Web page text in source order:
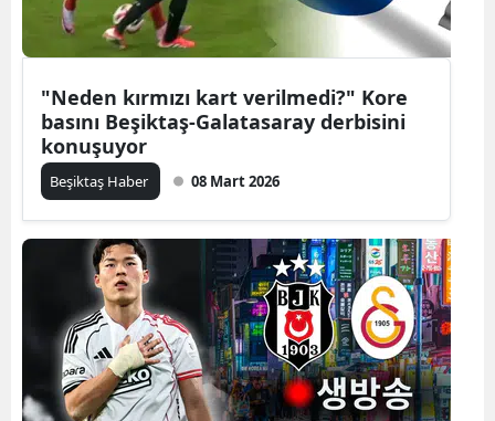
"Neden kırmızı kart verilmedi?" Kore
basını Beşiktaş-Galatasaray derbisini
konuşuyor
Beşiktaş Haber 08 Mart 2026